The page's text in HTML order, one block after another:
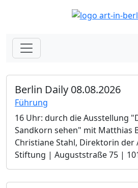
Berlin Daily 08.08.2026
Führung
16 Uhr: durch die Ausstellung
Sandkorn sehen" mit Matthias
Christiane Stahl, Direktorin
Stiftung | Auguststraße 75 |